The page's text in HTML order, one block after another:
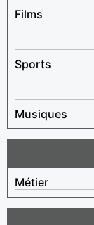
Films
Sports
Musiques
Métier